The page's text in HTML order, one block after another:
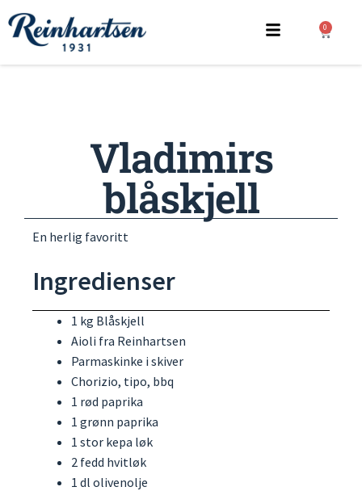
0
Vladimirs
blåskjell
En herlig favoritt
Ingredienser
1 kg Blåskjell
Aioli fra Reinhartsen
Parmaskinke i skiver
Chorizio, tipo, bbq
1 rød paprika
1 grønn paprika
1 stor kepa løk
2 fedd hvitløk
1 dl olivenolje